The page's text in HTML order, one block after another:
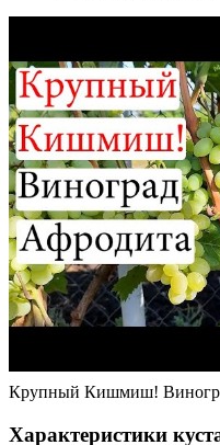
Крупный Кишмиш!
Характеристики